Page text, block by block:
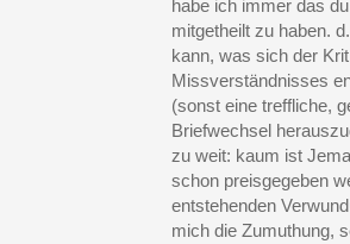
habe ich immer das
mitgetheilt zu haben.
kann, was sich der
Missverständnisses
(sonst eine treffliche,
Briefwechsel
zu weit: kaum ist
schon preisgegeben
entstehenden
mich die Zumuthung,